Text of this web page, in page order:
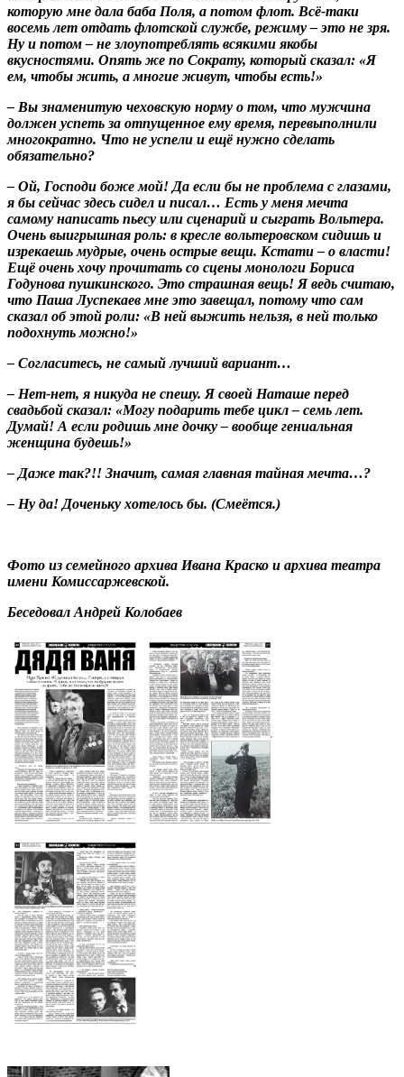
которую мне дала баба Поля, а потом флот. Всё-таки
восемь лет отдать флотской службе, режиму – это не зря.
Ну и потом – не злоупотреблять всякими якобы
вкусностями. Опять же по Сократу, который сказал: «Я
ем, чтобы жить, а многие живут, чтобы есть!»
– Вы знаменитую чеховскую норму о том, что мужчина
должен успеть за отпущенное ему время, перевыполнили
многократно. Что не успели и ещё нужно сделать
обязательно?
– Ой, Господи боже мой! Да если бы не проблема с глазами,
я бы сейчас здесь сидел и писал… Есть у меня мечта
самому написать пьесу или сценарий и сыграть Вольтера.
Очень выигрышная роль: в кресле вольтеровском сидишь и
изрекаешь мудрые, очень острые вещи. Кстати – о власти!
Ещё очень хочу прочитать со сцены монологи Бориса
Годунова пушкинского. Это страшная вещь! Я ведь считаю,
что Паша Луспекаев мне это завещал, потому что сам
сказал об этой роли: «В ней выжить нельзя, в ней только
подохнуть можно!»
– Согласитесь, не самый лучший вариант…
– Нет-нет, я никуда не спешу. Я своей Наташе перед
свадьбой сказал: «Могу подарить тебе цикл – семь лет.
Думай! А если родишь мне дочку – вообще гениальная
женщина будешь!»
– Даже так?!! Значит, самая главная тайная мечта…?
– Ну да! Доченьку хотелось бы. (Смеётся.)
Фото из семейного архива Ивана Краско и архива театра
имени Комиссаржевской.
Беседовал Андрей Колобаев